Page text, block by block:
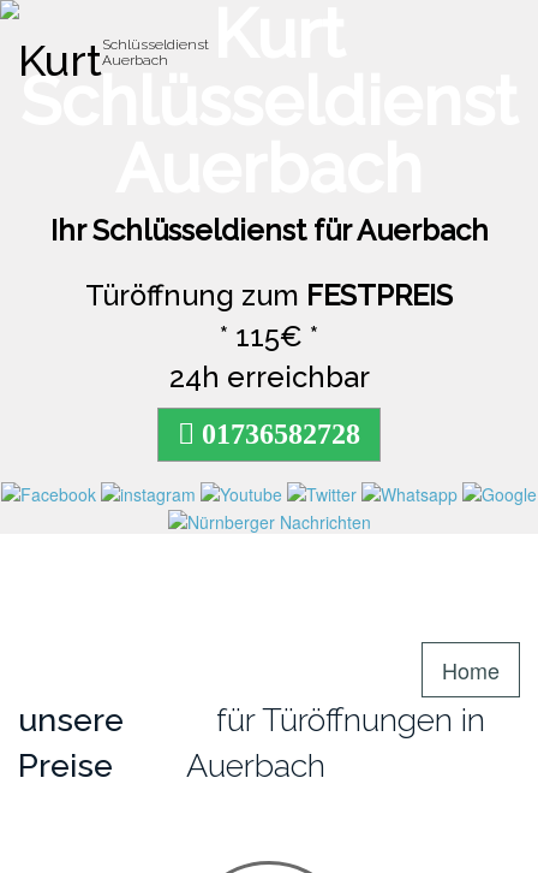
KurtSchlüsseldienst
Auerbach
Ihr Schlüsseldienst für Auerbach
Türöffnung zum FESTPREIS
* 115€ *
24h erreichbar
01736582728
Home
unsere
Preise
für Türöffnungen in
Auerbach